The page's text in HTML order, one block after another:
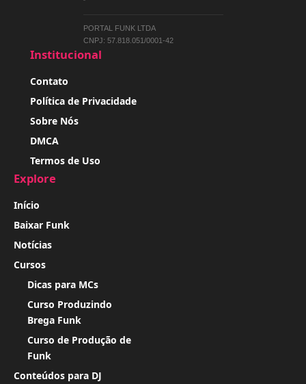
PORTAL FUNK LTDA
CNPJ: 57.818.051/0001-42
Institucional
Contato
Política de Privacidade
Sobre Nós
DMCA
Termos de Uso
Explore
Início
Baixar Funk
Notícias
Cursos
Dicas para MCs
Curso Produzindo
Brega Funk
Curso de Produção de
Funk
Conteúdos para DJ